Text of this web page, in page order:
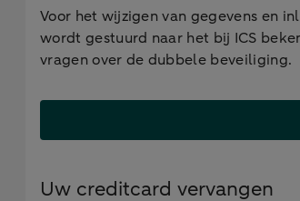
Voor het wijzigen van gegevens en
wordt gestuurd naar het bij ICS
vragen over de dubbele beveiliging.
Uw creditcard vervangen